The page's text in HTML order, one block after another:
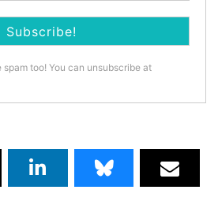
spam too! You can unsubscribe at